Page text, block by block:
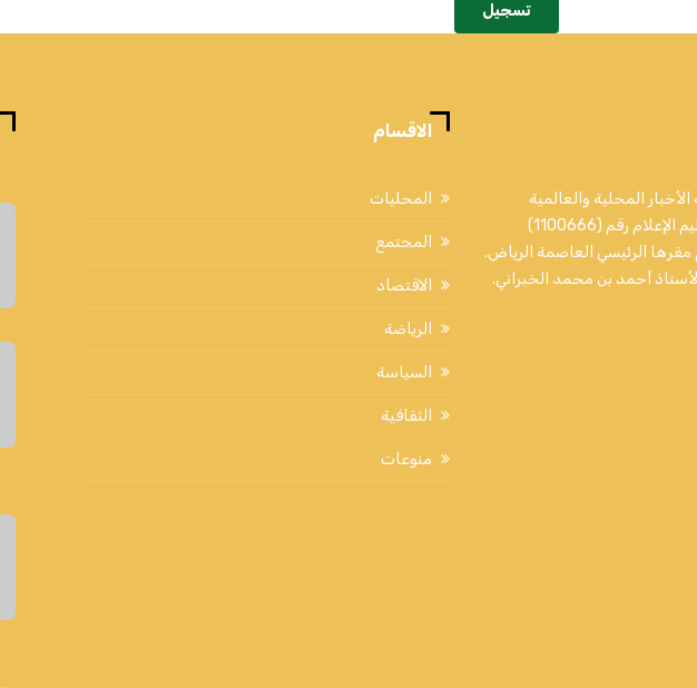
تسجيل
المحلية والعالمية
مرخصة من الهيئة العامة لتنظيم الإعلام رقم (1100666)
في 01 / 01 / 2021 م مقرها الرئيسي العاصمة الرياض.
أحمد بن محمد الخبراني.
الاقسام
المحليات
المجتمع
الاقتصاد
الرياضة
السياسة
الثقافية
منوعات